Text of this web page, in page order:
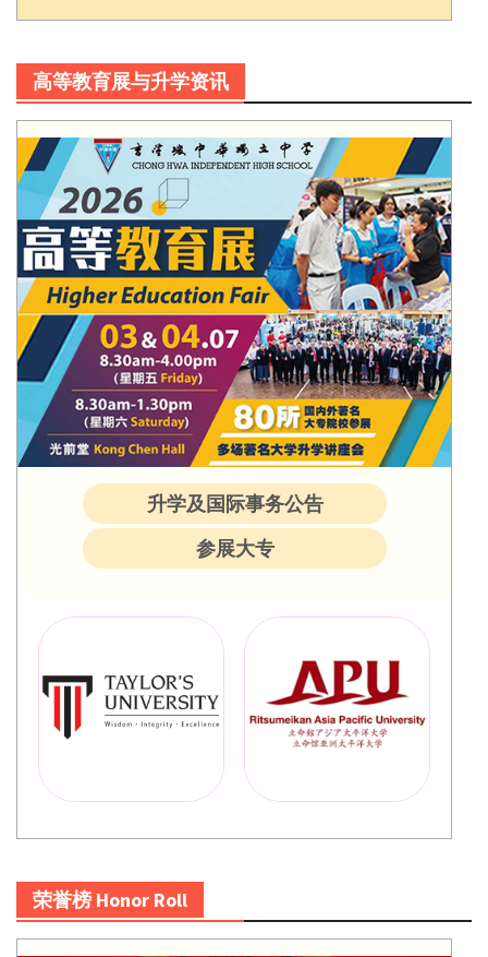
高等教育展与升学资讯
升学及国际事务公告
参展大专
荣誉榜 Honor Roll